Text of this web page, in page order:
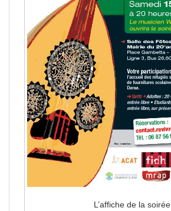
L’affiche de la soirée